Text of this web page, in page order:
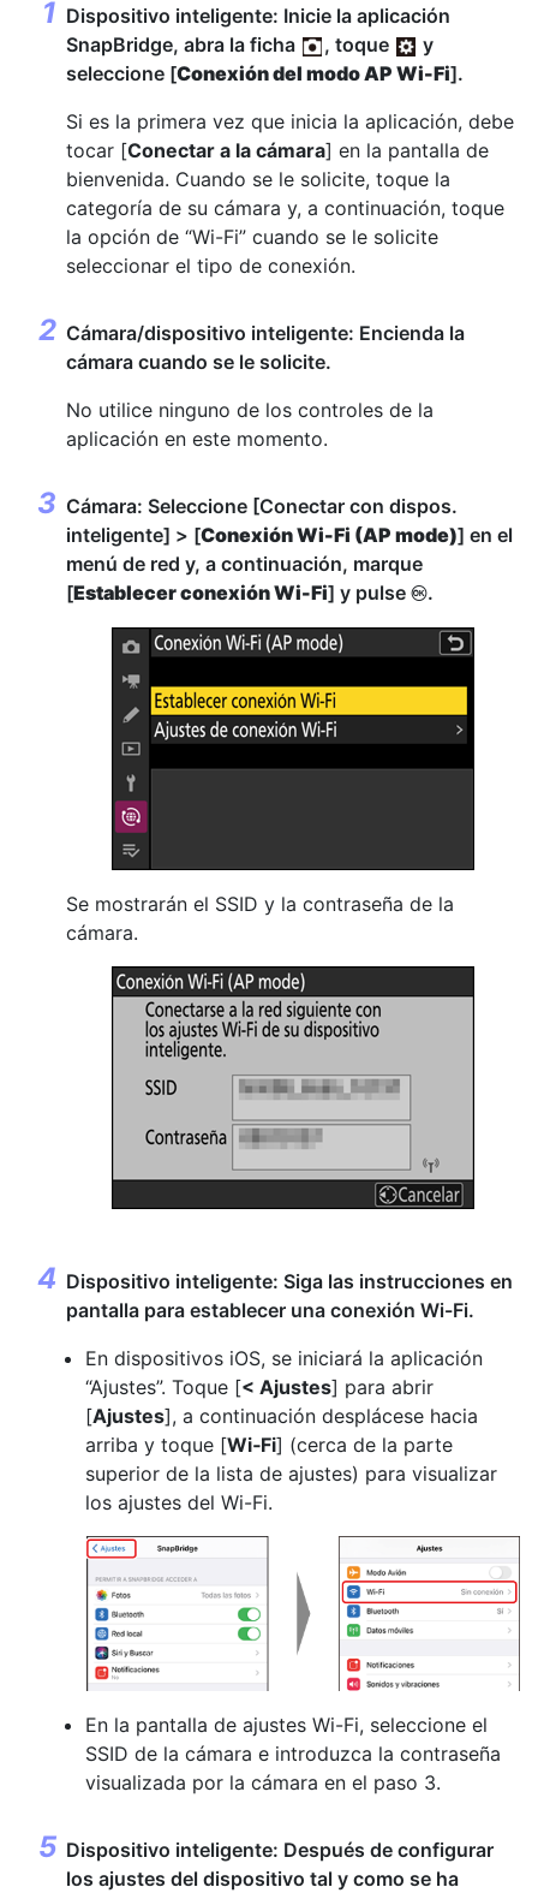
Dispositivo inteligente: Inicie la aplicación
SnapBridge, abra la ficha
, toque
y
seleccione [Conexión del modo AP Wi-Fi].
Si es la primera vez que inicia la aplicación, debe
tocar [Conectar a la cámara] en la pantalla de
bienvenida. Cuando se le solicite, toque la
categoría de su cámara y, a continuación, toque
la opción de “Wi-Fi” cuando se le solicite
seleccionar el tipo de conexión.
Cámara/dispositivo inteligente: Encienda la
cámara cuando se le solicite.
No utilice ninguno de los controles de la
aplicación en este momento.
Cámara: Seleccione [Conectar con dispos.
inteligente] > [Conexión Wi-Fi (AP mode)] en el
menú de red y, a continuación, marque
[Establecer conexión Wi-Fi] y pulse J.
Se mostrarán el SSID y la contraseña de la
cámara.
Dispositivo inteligente: Siga las instrucciones en
pantalla para establecer una conexión Wi-Fi.
En dispositivos iOS, se iniciará la aplicación
“Ajustes”. Toque [< Ajustes] para abrir
[Ajustes], a continuación desplácese hacia
arriba y toque [Wi‑Fi] (cerca de la parte
superior de la lista de ajustes) para visualizar
los ajustes del Wi-Fi.
En la pantalla de ajustes Wi-Fi, seleccione el
SSID de la cámara e introduzca la contraseña
visualizada por la cámara en el paso 3.
Dispositivo inteligente: Después de configurar
los ajustes del dispositivo tal y como se ha